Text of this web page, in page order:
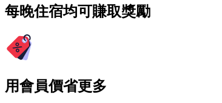
每晚住宿均可賺取獎勵
用會員價省更多